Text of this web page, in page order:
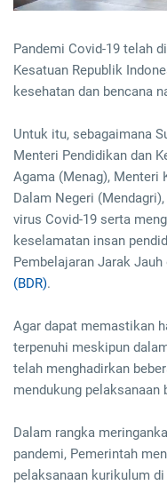
Pandemi Covid-19 telah
Kesatuan Republik
kesehatan dan bencana
Untuk itu, sebagaimana
Menteri Pendidikan dan
Agama (Menag), Menteri
Dalam Negeri
virus Covid-19 serta
keselamatan insan
Pembelajaran Jarak
(BDR).
Agar dapat memastikan
terpenuhi meskipun
telah menghadirkan
mendukung pelaksanaan
Dalam rangka
pandemi, Pemerintah
pelaksanaan kurikulum